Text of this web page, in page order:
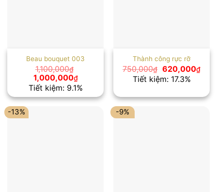
Beau bouquet 003
1,100,000₫
Giá
gốc
là:
1,100,000₫.
1,000,000₫Giá
hiện
tại
là:
1,000,000₫.
Tiết kiệm: 9.1%
Thành công rực rỡ
750,000₫ Giá
gốc
là:
620,000₫Giá
hiện
Tiết kiệm: 17.3%
-13% -9%